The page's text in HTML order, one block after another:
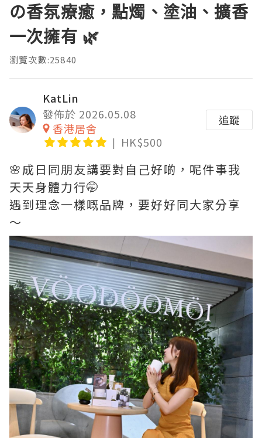
の香氛療癒，點燭、塗油、擴香
一次擁有 🌿
瀏覽次數:25840
KatLin
發佈於 2026.05.08
香港居舍
HK$500
追蹤
🌸成日同朋友講要對自己好啲，呢件事我
天天身體力行🤭
遇到理念一樣嘅品牌，要好好同大家分享
～